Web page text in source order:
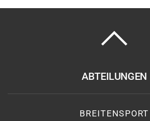
ABTEILUNGEN
BREITENSPORT